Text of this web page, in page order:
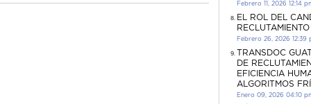
Febrero 11, 2026 12:14
EL ROL DEL
Febrero 26, 2026 12:39
TRANSDOC
DE
EFICIENCIA
ALGORITMOS
Enero 09, 2026 04:10